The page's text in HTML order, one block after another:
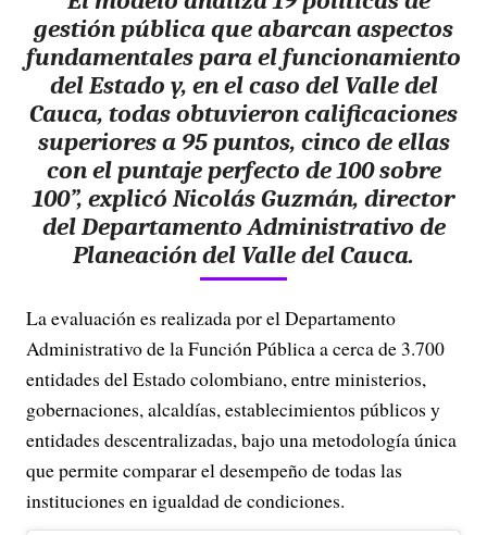
gestión pública que abarcan aspectos
fundamentales para el funcionamiento
del Estado y, en el caso del Valle del
Cauca, todas obtuvieron calificaciones
superiores a 95 puntos, cinco de ellas
con el puntaje perfecto de 100 sobre
100”, explicó Nicolás Guzmán, director
del Departamento Administrativo de
Planeación del Valle del Cauca.
La evaluación es realizada por el Departamento
Administrativo de la Función Pública a cerca de 3.700
entidades del Estado colombiano, entre ministerios,
gobernaciones, alcaldías, establecimientos públicos y
entidades descentralizadas, bajo una metodología única
que permite comparar el desempeño de todas las
instituciones en igualdad de condiciones.